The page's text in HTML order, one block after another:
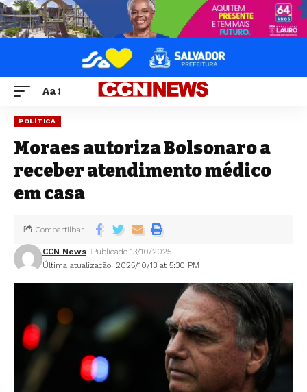
Aa
POLÍTICA
Moraes autoriza Bolsonaro a
receber atendimento médico
em casa
Última atualização: 2025/10/13 at 5:30 PM
CCN News Publicado 13/10/2025
Compartilhar